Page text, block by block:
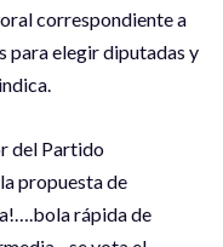
correspondiente a
para elegir diputadas y
del Partido
propuesta de
rápida de